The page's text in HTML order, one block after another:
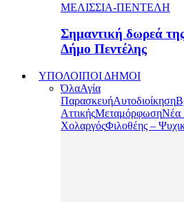
ΜΕΛΙΣΣΙΑ-ΠΕΝΤΕΛΗ
Σημαντική δωρεά
Δήμο Πεντέλης
ΥΠΟΛΟΙΠΟΙ ΔΗΜΟΙ
ΌλαΑγία
ΠαρασκευήΑυτοδιοίκηση
ΑττικήςΜεταμόρφωσηΝέα
ΧολαργόςΦιλοθέης –